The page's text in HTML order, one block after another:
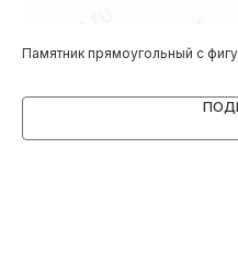
Памятник прямоугольный с